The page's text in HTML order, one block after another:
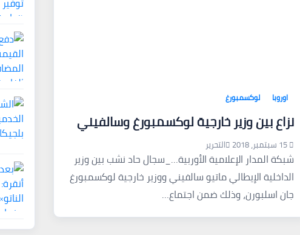
اوروبا لوكسمبورغ
نزاع بين وزير خارجية لوكسمبورغ وسالفيني
15 سبتمبر، 2018 التحرير
شبكة المدار الإعلامية الأوربية…_سجال حاد نشب بين وزير
الداخلية الإيطالي ماتيو سالفيني ووزير خارجية لوكسمبورغ
جان اسلبورن، وذلك ضمن اجتماع…